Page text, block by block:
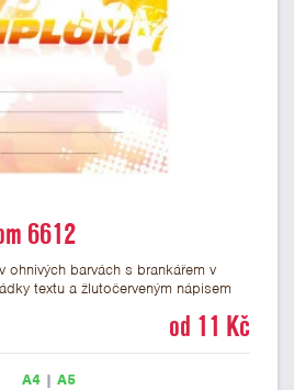
6612
barvách s brankářem v
textu a žlutočerveným nápisem
je 250 g/m2.
od 11 Kč
A4| A5